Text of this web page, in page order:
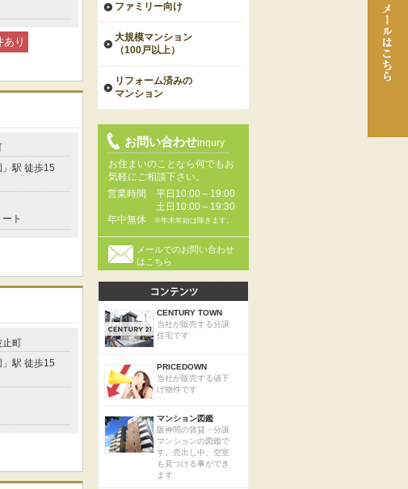
ファミリー向け
大規模マンション
（100戸以上）
リフォーム済みの
マンション
お問い合わせinqury
お住まいのことなら何でもお
気軽にご相談下さい。
営業時間
平日10:00～19:00
土日10:00～19:30
年中無休
※年末年始は除きます。
メールでのお問い合わせ
はこちら
CENTURY TOWN
当社が販売する分譲
住宅です
PRICEDOWN
当社が販売する値下
げ物件です
マンション図鑑
阪神間の賃貸・分譲
マンションの図鑑で
す。売出し中、空室
も見つける事ができ
ます
り
駅 徒歩15
ト
止町
駅 徒歩15